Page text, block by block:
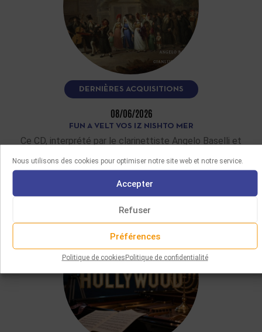
Nous utilisons des cookies pour optimiser notre site web et notre service.
Accepter
Refuser
Préférences
Politique de cookiesPolitique de confidentialité
DERNIÈRES ACQUISITIONS
08/06/2026
FUN A VELT VOS IZ NISHTO MER
Ce CD, interprété par le clarinettiste Angelo Baselli et
l’accordéoniste Gianluca Casadei, restitue plus d’une
quinzaine de mélodies yiddish et…
LIRE LA SUITE